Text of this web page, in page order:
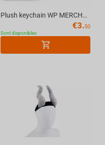
Plush keychain WP MERCHANDISE Shark Nory, 13 cm, blue
€3.50
Sont disponibles